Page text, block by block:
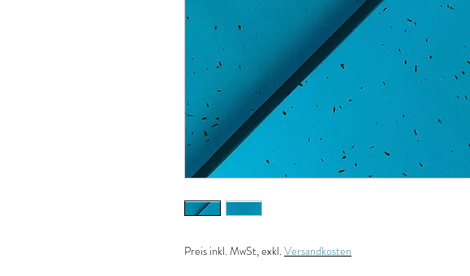
Preis inkl. MwSt, exkl. Versandkosten